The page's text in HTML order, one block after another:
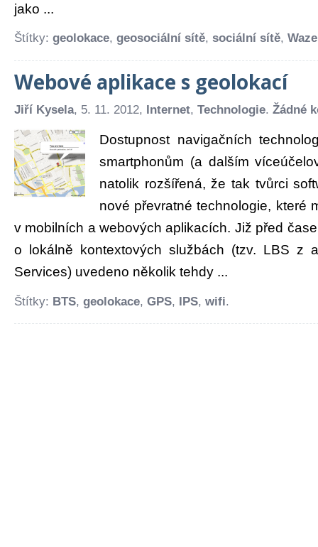
jako ...
Štítky: geolokace, geosociální sítě, sociální sítě, Waze
Webové aplikace s geolokací
Jiří Kysela, 5. 11. 2012, Internet, Technologie. Žádné
Dostupnost navigačních
smartphonům (a dalším
natolik rozšířená, že tak tvůrci
nové převratné technologie, které
v mobilních a webových aplikacích. Již před
o lokálně kontextových službách (tzv. LBS z
Services) uvedeno několik tehdy ...
Štítky: BTS, geolokace, GPS, IPS, wifi.